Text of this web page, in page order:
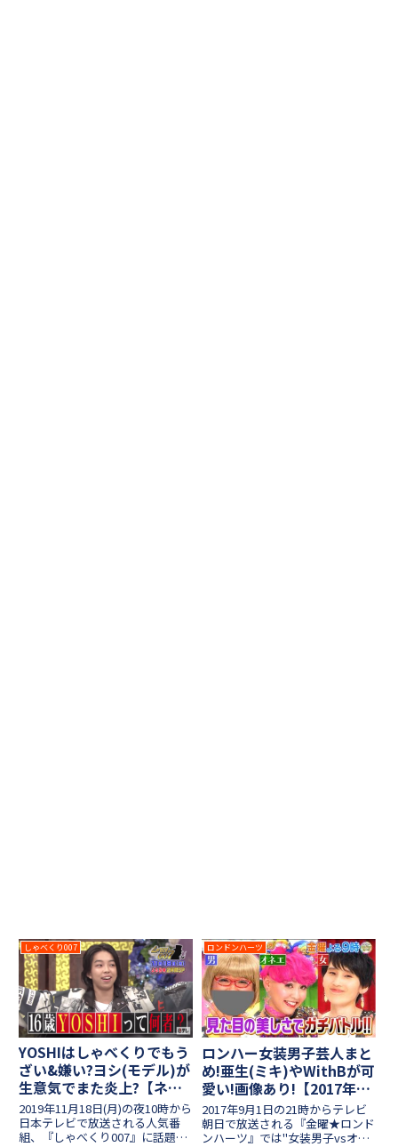
しゃべくり007
YOSHIはしゃべくりでもう
ざい&嫌い?ヨシ(モデル)が
生意気でまた炎上?【ネッ
トの反応】
2019年11月18日(月)の夜10時から
日本テレビで放送される人気番
組、『しゃべくり007』に話題の
ロンドンハーツ
ロンハー女装男子芸人まと
め!亜生(ミキ)やWithBが可
愛い!画像あり!【2017年9
月1日放送】
2017年9月1日の21時からテレビ
朝日で放送される『金曜★ロンド
ンハーツ』では"女装男子vsオネ